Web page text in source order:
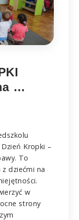
…
Kropki –
To
dziećmi na
w
strony